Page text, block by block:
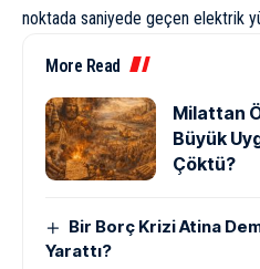
noktada saniyede geçen elektrik
More Read
Milattan
Büyük
Çöktü?
Bir Borç Krizi Atina
Yarattı?